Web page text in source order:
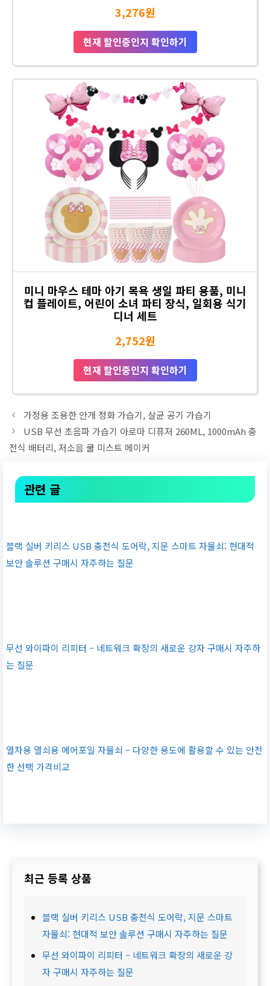
3,276원
현재 할인중인지 확인하기
미니 마우스 테마 아기 목욕 생일 파티 용품, 미니
컵 플레이트, 어린이 소녀 파티 장식, 일회용 식기
디너 세트
2,752원
현재 할인중인지 확인하기
가정용 조용한 안개 정화 가습기, 살균 공기 가습기
USB 무선 초음파 가습기 아로마 디퓨저 260ML, 1000mAh 충
전식 배터리, 저소음 쿨 미스트 메이커
관련 글
블랙 실버 키리스 USB 충전식 도어락, 지문 스마트 자물쇠: 현대적
보안 솔루션 구매시 자주하는 질문
무선 와이파이 리피터 – 네트워크 확장의 새로운 강자 구매시 자주하
는 질문
열차용 열쇠용 에어포일 자물쇠 – 다양한 용도에 활용할 수 있는 안전
한 선택 가격비교
최근 등록 상품
블랙 실버 키리스 USB 충전식 도어락, 지문 스마트
자물쇠: 현대적 보안 솔루션 구매시 자주하는 질문
무선 와이파이 리피터 – 네트워크 확장의 새로운 강
자 구매시 자주하는 질문